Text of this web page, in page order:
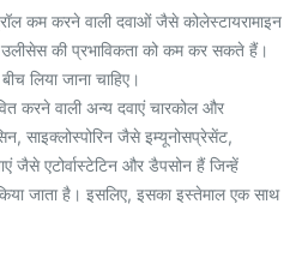
कम करने वाली दवाओं जैसे कोलेस्टायरामाइन
की प्रभाविकता को कम कर सकते हैं।
लिया जाना चाहिए।
करने वाली अन्य दवाएं चारकोल और
साइक्लोस्पोरिन जैसे इम्यूनोसप्रेसेंट,
जैसे एटोर्वास्टेटिन और डैपसोन हैं जिन्हें
जाता है। इसलिए, इसका इस्तेमाल एक साथ